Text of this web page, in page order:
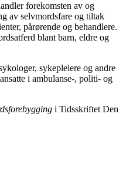
forekomsten av og
av selvmordsfare og tiltak
pårørende og behandlere.
blant barn, eldre og
sykepleiere og andre
i ambulanse-, politi- og
i Tidsskriftet Den